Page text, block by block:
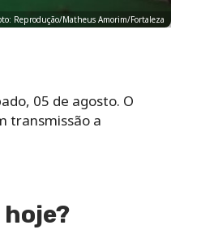
Reprodução/Matheus Amorim/Fortaleza
05 de agosto. O
transmissão a